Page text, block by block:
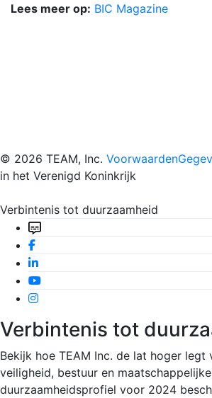
Lees meer op: BIC Magazine
© 2026 TEAM, Inc.
in het Verenigd Koninkrijk
Verbintenis tot duurzaamheid
Verbintenis tot
Bekijk hoe TEAM Inc. de lat hoger legt
veiligheid, bestuur en
duurzaamheidsprofiel voor 2024